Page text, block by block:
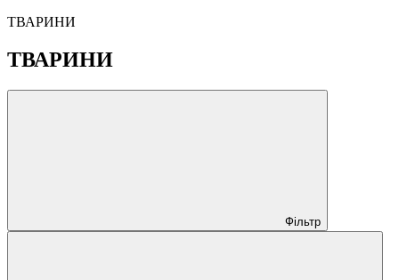
ТВАРИНИ
ТВАРИНИ
Фільтр